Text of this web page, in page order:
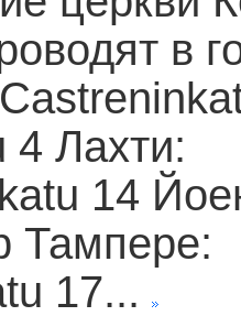
в
4 Лахти:
14
Тампере:
17...